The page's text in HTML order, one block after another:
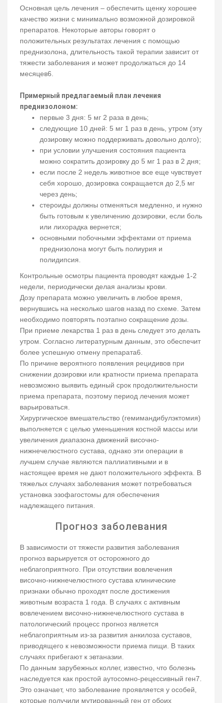
Основная цель лечения – обеспечить щенку хорошее
качество жизни с минимально возможной дозировкой
препаратов. Некоторые авторы говорят о
положительных результатах лечения с помощью
преднизолона, длительность такой терапии зависит от
тяжести заболевания и может продолжаться до 14
месяцев6.
Примерный предлагаемый план лечения
преднизолоном:
первые 3 дня: 5 мг 2 раза в день;
следующие 10 дней: 5 мг 1 раз в день, утром (эту
дозировку можно поддерживать довольно долго);
при условии улучшения состояния пациента
можно сократить дозировку до 5 мг 1 раз в 2 дня;
если после 2 недель животное все еще чувствует
себя хорошо, дозировка сокращается до 2,5 мг
через день;
стероиды должны отменяться медленно, и нужно
быть готовым к увеличению дозировки, если боль
или лихорадка вернется;
основными побочными эффектами от приема
преднизолона могут быть полиурия и
полидипсия.
Контрольные осмотры пациента проводят каждые 1-2
недели, периодически делая анализы крови.
Дозу препарата можно увеличить в любое время,
вернувшись на несколько шагов назад по схеме. Затем
необходимо повторять поэтапно сокращение дозы.
При приеме лекарства 1 раз в день следует это делать
утром. Согласно литературным данным, это обеспечит
более успешную отмену препарата6.
По причине вероятного появления рецидивов при
снижении дозировки или кратности приема препарата
невозможно выявить единый срок продолжительности
приема препарата, поэтому период лечения может
варьироваться.
Хирургическое вмешательство (гемимандибулэктомия)
выполняется с целью уменьшения костной массы или
увеличения диапазона движений височно-
нижнечелюстного сустава, однако эти операции в
лучшем случае являются паллиативными и в
настоящее время не дают положительного эффекта. В
тяжелых случаях заболевания может потребоваться
установка эзофагостомы для обеспечения
надлежащего питания.
Прогноз заболевания
В зависимости от тяжести развития заболевания
прогноз варьируется от осторожного до
неблагоприятного. При отсутствии вовлечения
височно-нижнечелюстного сустава клинические
признаки обычно проходят после достижения
животным возраста 1 года. В случаях с активным
вовлечением височно-нижнечелюстного сустава в
патологический процесс прогноз является
неблагоприятным из-за развития анкилоза суставов,
приводящего к невозможности приема пищи. В таких
случаях прибегают к эвтаназии.
По данным зарубежных коллег, известно, что болезнь
наследуется как простой аутосомно-рецессивный ген7.
Это означает, что заболевание проявляется у особей,
которые получили мутированный ген от обоих